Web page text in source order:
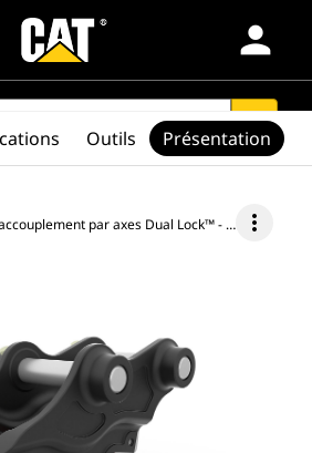
person
search
par axes Dual Lock™ - Minipelle hydraulique more_vert
Outils Présentation